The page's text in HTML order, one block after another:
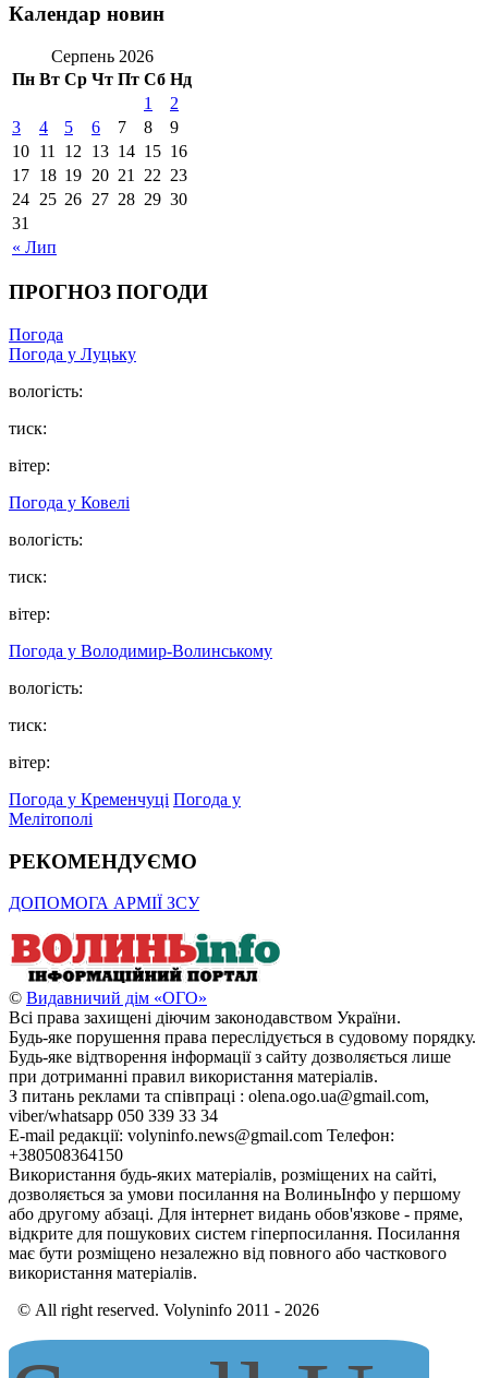
Календар новин
Серпень 2026
Пн Вт Ср Чт Пт Сб Нд
« Лип
1
2
3
4 5 6 7 8
9
10 11 12 13 14 15 16
17 18 19 20 21 22 23
24 25 26 27 28 29 30
31
ПРОГНОЗ ПОГОДИ
Погода
Погода у Луцьку
вологість:
тиск:
вітер:
Погода у Ковелі
вологість:
тиск:
вітер:
Погода у Володимир-Волинському
вологість:
тиск:
вітер:
Погода у Кременчуці Погода у
Мелітополі
РЕКОМЕНДУЄМО
ДОПОМОГА АРМІЇ ЗСУ
© Видавничий дім «ОГО»
Всі права захищені діючим законодавством України.
Будь-яке порушення права переслідується в судовому порядку.
Будь-яке відтворення інформації з сайту дозволяється лише
при дотриманні правил використання матеріалів.
З питань реклами та співпраці : olena.ogo.ua@gmail.com,
viber/whatsapp 050 339 33 34
E-mail редакції: volyninfo.news@gmail.com Телефон:
+380508364150
Використання будь-яких матеріалів, розміщених на сайті,
дозволяється за умови посилання на ВолиньІнфо у першому
або другому абзаці. Для інтернет видань обов'язкове - пряме,
відкрите для пошукових систем гіперпосилання. Посилання
має бути розміщено незалежно від повного або часткового
використання матеріалів.
© All right reserved. Volyninfo 2011 - 2026